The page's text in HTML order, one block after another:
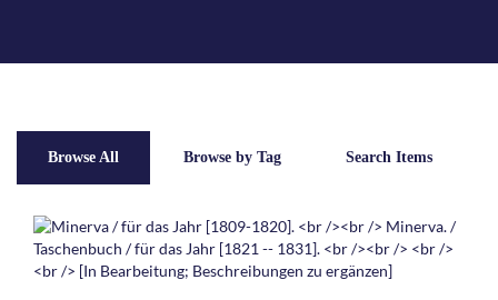
Browse All Browse by Tag Search Items